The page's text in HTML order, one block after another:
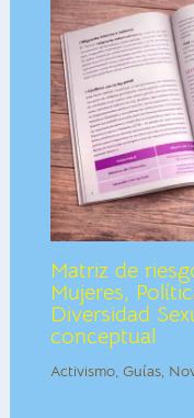
Matriz de
Mujeres,
Diversidad
conceptual
Activismo, Guías,